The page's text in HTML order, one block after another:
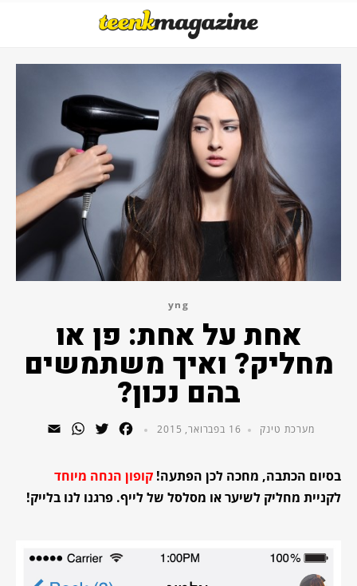
yng
אחת על אחת: פן או
מחליק? ואיך משתמשים
בהם נכון?
מערכת טינק 16 בפברואר, 2015 Facebook
Twitter
WhatsApp
בסיום הכתבה, מחכה לכן הפתעה! קופון הנחה מיוחד
לקניית מחליק לשיער או מסלסל של לייף. פרגנו לנו בלייק!